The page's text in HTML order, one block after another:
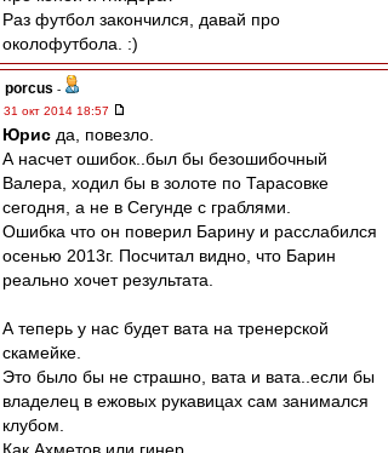
Раз футбол закончился, давай про
околофутбола. :)
porcus -
31 окт 2014 18:57
Юрис да, повезло.
А насчет ошибок..был бы безошибочный
Валера, ходил бы в золоте по Тарасовке
сегодня, а не в Сегунде с граблями.
Ошибка что он поверил Барину и расслабился
осенью 2013г. Посчитал видно, что Барин
реально хочет результата.
А теперь у нас будет вата на тренерской
скамейке.
Это было бы не страшно, вата и вата..если бы
владелец в ежовых рукавицах сам занимался
клубом.